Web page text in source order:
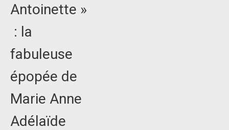
Antoinette »
: la
fabuleuse
épopée de
Marie Anne
Adélaïde